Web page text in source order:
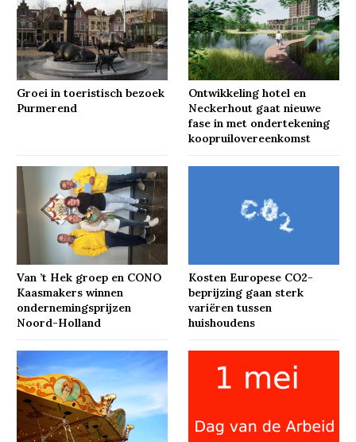
Groei in toeristisch bezoek
Purmerend
Ontwikkeling hotel en
Neckerhout gaat nieuwe
fase in met ondertekening
koopruilovereenkomst
Van ’t Hek groep en CONO
Kaasmakers winnen
ondernemingsprijzen
Noord-Holland
Kosten Europese CO2-
beprijzing gaan sterk
variëren tussen
huishoudens